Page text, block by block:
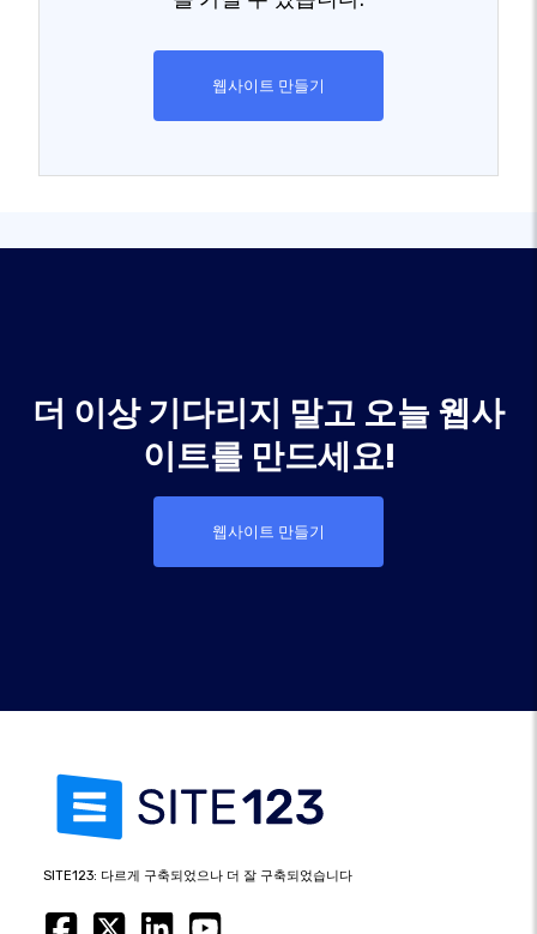
웹사이트 만들기
더 이상 기다리지 말고 오늘 웹사
이트를 만드세요!
웹사이트 만들기
SITE123: 다르게 구축되었으나 더 잘 구축되었습니다